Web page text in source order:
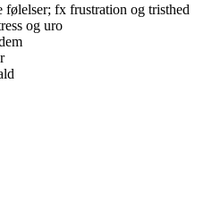
følelser; fx frustration og tristhed
og uro